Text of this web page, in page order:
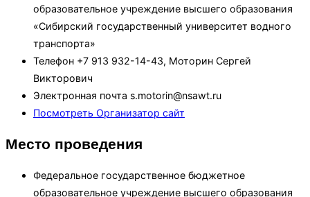
образовательное учреждение высшего образования
«Сибирский государственный университет водного
транспорта»
Телефон +7 913 932-14-43, Моторин Сергей
Викторович
Электронная почта s.motorin@nsawt.ru
Посмотреть Организатор сайт
Место проведения
Федеральное государственное бюджетное
образовательное учреждение высшего образования